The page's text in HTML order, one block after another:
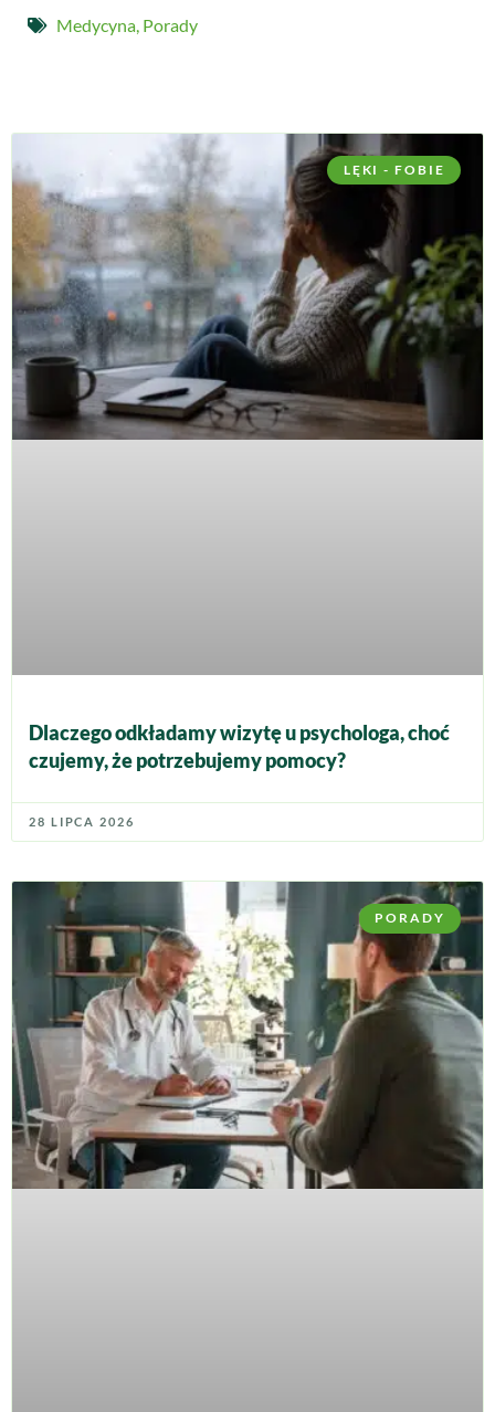
Medycyna Porady
LĘKI - FOBIE
Dlaczego odkładamy wizytę u psychologa, choć
czujemy, że potrzebujemy pomocy?
28 LIPCA 2026
PORADY